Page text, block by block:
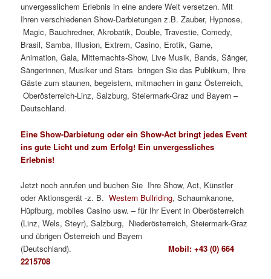
unvergesslichem Erlebnis in eine andere Welt versetzen. Mit
Ihren verschiedenen Show-Darbietungen z.B. Zauber, Hypnose,
Magic, Bauchredner, Akrobatik, Double, Travestie, Comedy,
Brasil, Samba, Illusion, Extrem, Casino, Erotik, Game,
Animation, Gala, Mitternachts-Show, Live Musik, Bands, Sänger,
Sängerinnen, Musiker und Stars bringen Sie das Publikum, Ihre
Gäste zum staunen, begeistern, mitmachen in ganz Österreich,
Oberösterreich-Linz, Salzburg, Steiermark-Graz und Bayern –
Deutschland.
Eine Show-Darbietung oder ein Show-Act bringt jedes Event
ins gute Licht und zum Erfolg! Ein unvergessliches
Erlebnis!
Jetzt noch anrufen und buchen Sie Ihre Show, Act, Künstler
oder Aktionsgerät -z. B.Western Bullriding, Schaumkanone,
Hüpfburg, mobiles Casino usw. – für Ihr Event in Oberösterreich
(Linz, Wels, Steyr), Salzburg, Niederösterreich, Steiermark-Graz
und übrigen Österreich und Bayern
(Deutschland). Mobil: +43 (0) 664
2215708